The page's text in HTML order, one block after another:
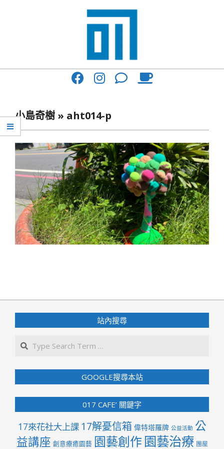
017
與
你
一
起
咖
啡
館
小島奇樹 » aht014-p
09-
17
站內搜尋
GOOGLE搜尋本站
017 CAFE’ 關鍵字
17來花社大上課 17解憂信箱 偉特塔羅牌 公益活動 公
益講座 創意療癒園藝 園藝創作 園藝治療 團屋